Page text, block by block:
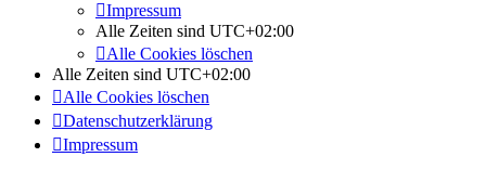
Impressum
Alle Zeiten sind UTC+02:00
Alle Cookies löschen
Alle Zeiten sind UTC+02:00
Alle Cookies löschen
Datenschutzerklärung
Impressum